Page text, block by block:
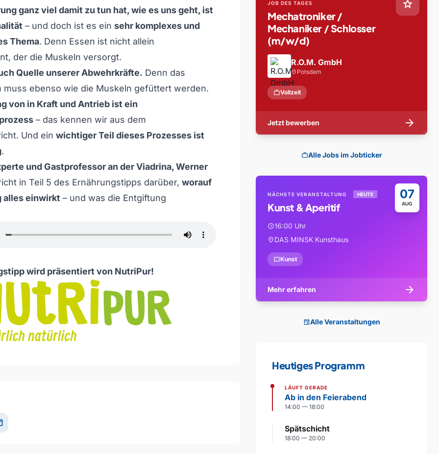
ganz viel damit zu tun hat, wie es uns geht, ist
– und doch ist es ein sehr komplexes und
Thema. Denn Essen ist nicht allein
der die Muskeln versorgt.
Quelle unserer Abwehrkräfte. Denn das
muss ebenso wie die Muskeln gefüttert werden.
von in Kraft und Antrieb ist ein
– das kennen wir aus dem
Und ein wichtiger Teil dieses Prozesses ist
.
und Gastprofessor an der Viadrina, Werner
in Teil 5 des Ernährungstipps darüber, worauf
alles einwirkt – und was die Entgiftung
wird präsentiert von NutriPur!
star
JOB DES TAGES
Mechatroniker /
Mechaniker / Schlosser
(m/w/d)
R.O.M. GmbH
location_on Potsdam
workVollzeit
Jetzt bewerben arrow_forward
workAlle Jobs im Jobticker
07
AUG
NÄCHSTE VERANSTALTUNG HEUTE
Kunst & Aperitif
schedule16:00 Uhr
location_onDAS MINSK Kunsthaus
confirmation_numberKunst
Mehr erfahren arrow_forward
eventAlle Veranstaltungen
Heutiges Programm
LÄUFT GERADE
Ab in den Feierabend
14:00 — 18:00
Spätschicht
18:00 — 20:00